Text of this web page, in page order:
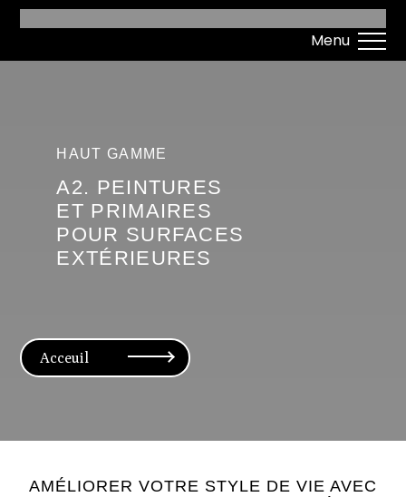
HAUT GAMME
Α2. PEINTURES
ET PRIMAIRES
POUR SURFACES
EXTÉRIEURES
Acceuil
AMÉLIORER VOTRE STYLE DE VIE AVEC